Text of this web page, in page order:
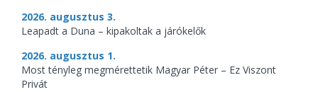
2026. augusztus 3.
Leapadt a Duna – kipakoltak a járókelők
2026. augusztus 1.
Most tényleg megmérettetik Magyar Péter – Ez Viszont
Privát